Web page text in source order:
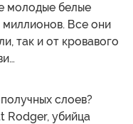
молодые белые
Все они
так и от кровавого
слоев?
Rodger, убийца